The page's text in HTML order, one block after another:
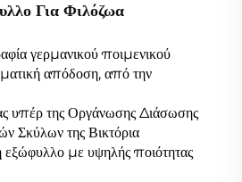
Για Φιλόζωα
γερμανικού ποιμενικού
απόδοση, από την
υπέρ της Οργάνωσης Διάσωσης
Σκύλων της Βικτόρια
με υψηλής ποιότητας